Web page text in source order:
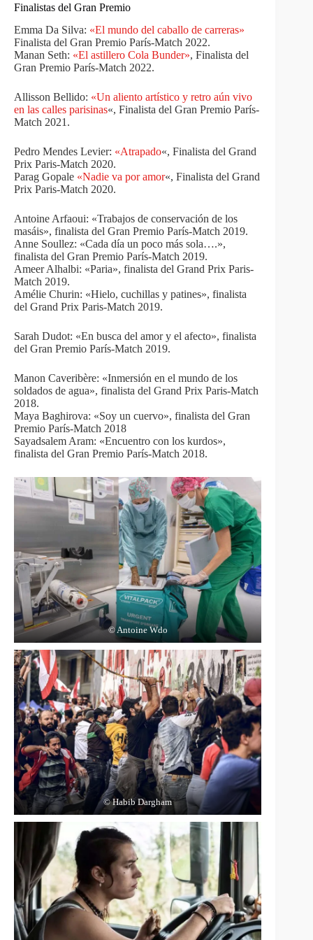
Finalistas del Gran Premio
Emma Da Silva: «El mundo del caballo de carreras»
Finalista del Gran Premio París-Match 2022.
Manan Seth: «El astillero Cola Bunder», Finalista del
Gran Premio París-Match 2022.
Allisson Bellido: «Un aliento artístico y retro aún vivo
en las calles parisinas«, Finalista del Gran Premio París-
Match 2021.
Pedro Mendes Levier: «Atrapado«, Finalista del Grand
Prix Paris-Match 2020.
Parag Gopale «Nadie va por amor«, Finalista del Grand
Prix Paris-Match 2020.
Antoine Arfaoui: «Trabajos de conservación de los
masáis», finalista del Gran Premio París-Match 2019.
Anne Soullez: «Cada día un poco más sola….»,
finalista del Gran Premio París-Match 2019.
Ameer Alhalbi: «Paria», finalista del Grand Prix Paris-
Match 2019.
Amélie Churin: «Hielo, cuchillas y patines», finalista
del Grand Prix Paris-Match 2019.
Sarah Dudot: «En busca del amor y el afecto», finalista
del Gran Premio París-Match 2019.
Manon Caveribère: «Inmersión en el mundo de los
soldados de agua», finalista del Grand Prix Paris-Match
2018.
Maya Baghirova: «Soy un cuervo», finalista del Gran
Premio París-Match 2018
Sayadsalem Aram: «Encuentro con los kurdos»,
finalista del Gran Premio París-Match 2018.
© Antoine Wdo
© Habib Dargham